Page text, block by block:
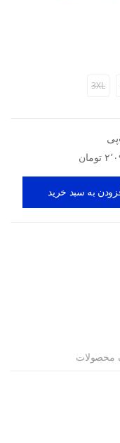
3XL
به سبد خرید
محصولات